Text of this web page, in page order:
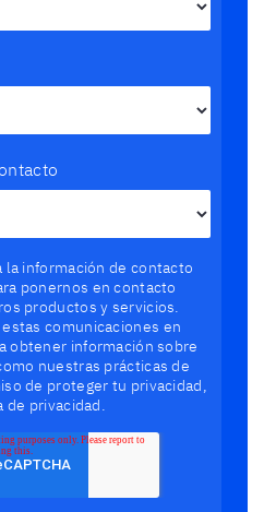
información de contacto
ponernos en contacto
productos y servicios.
comunicaciones en
información sobre
de proteger tu privacidad,
privacidad.